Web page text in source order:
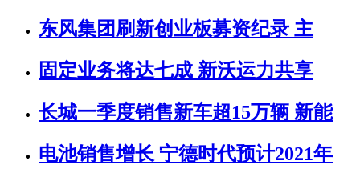
东风集团刷新创业板募资纪录 主
固定业务将达七成 新沃运力共享
长城一季度销售新车超15万辆 新能
电池销售增长 宁德时代预计2021年